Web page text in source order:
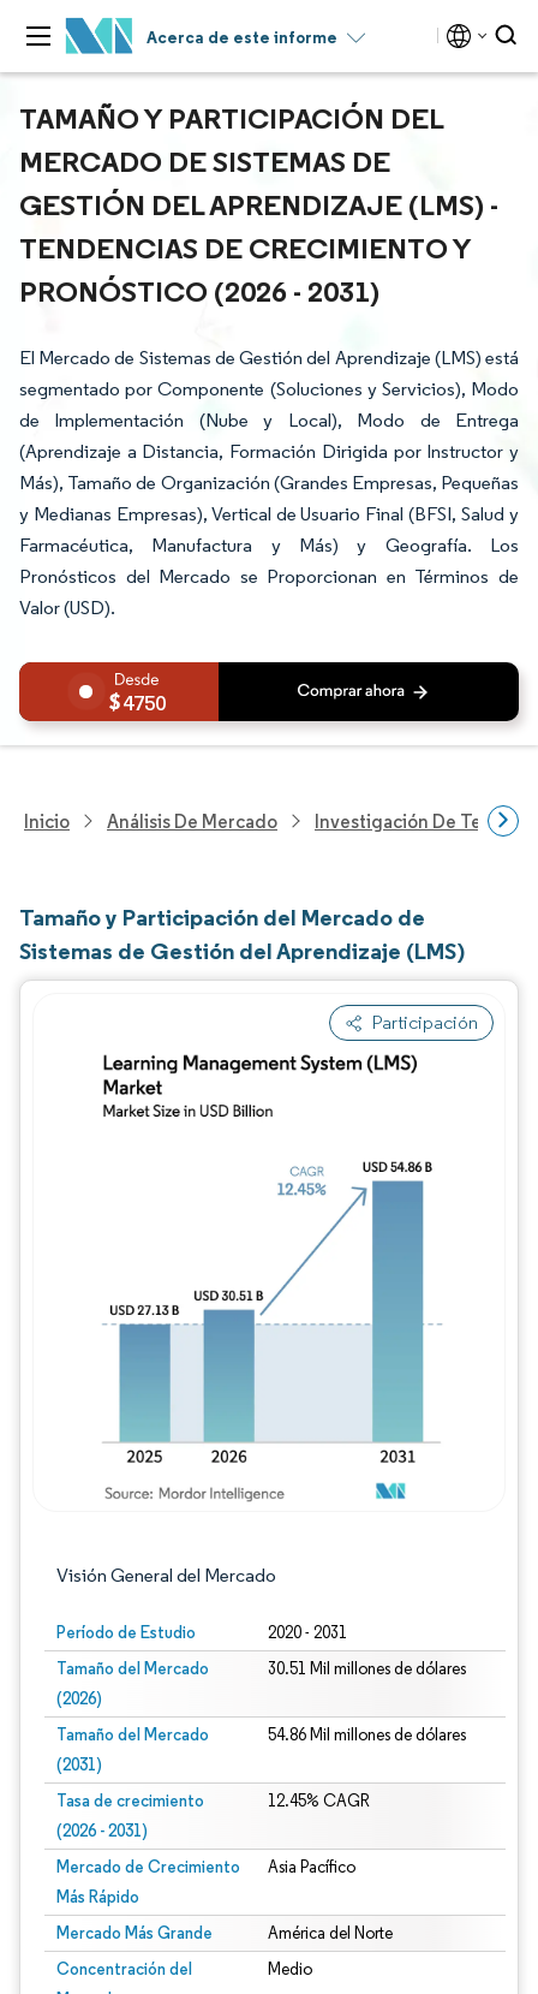
Acerca de este informe
TAMAÑO Y PARTICIPACIÓN DEL
MERCADO DE SISTEMAS DE
GESTIÓN DEL APRENDIZAJE (LMS) -
TENDENCIAS DE CRECIMIENTO Y
PRONÓSTICO (2026 - 2031)
El Mercado de Sistemas de Gestión del Aprendizaje (LMS) está
segmentado por Componente (Soluciones y Servicios), Modo
de Implementación (Nube y Local), Modo de Entrega
(Aprendizaje a Distancia, Formación Dirigida por Instructor y
Más), Tamaño de Organización (Grandes Empresas, Pequeñas
y Medianas Empresas), Vertical de Usuario Final (BFSI, Salud y
Farmacéutica, Manufactura y Más) y Geografía. Los
Pronósticos del Mercado se Proporcionan en Términos de
Valor (USD).
4750
Inicio Análisis De Mercado Investigación De
Tamaño y Participación del Mercado de
Sistemas de Gestión del Aprendizaje (LMS)
Participación
Visión General del Mercado
Período de Estudio 2020 - 2031
Tamaño del Mercado
(2026)
30.51 Mil millones de dólares
Tamaño del Mercado
(2031)
54.86 Mil millones de dólares
Tasa de crecimiento
(2026 - 2031)
12.45% CAGR
Mercado de Crecimiento
Más Rápido
Asia Pacífico
Mercado Más Grande América del Norte
Concentración del
Medio
Imagen © Mordor Intelligence. El uso